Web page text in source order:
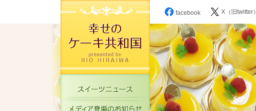
スイーツニュース
メディア登場のお知らせ
facebook X（旧twitter）